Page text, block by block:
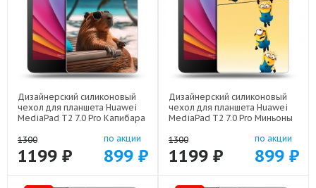
Дизайнерский силиконовый
чехол для планшета Huawei
MediaPad T2 7.0 Pro Капибара
1300
1199 ₽
по акции
899 ₽
Дизайнерский силиконовый
чехол для планшета Huawei
MediaPad T2 7.0 Pro Миньоны
1300
1199 ₽
по акции
899 ₽